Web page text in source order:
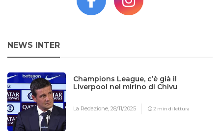
NEWS INTER
Champions League, c’è già il
Liverpool nel mirino di Chivu
La Redazione,28/11/2025 2 min di lettura